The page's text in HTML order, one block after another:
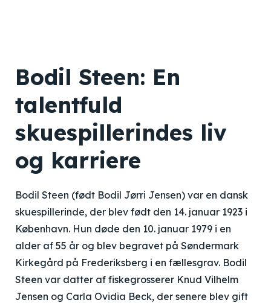
Bodil Steen: En
talentfuld
skuespillerindes liv
og karriere
Bodil Steen (født Bodil Jørri Jensen) var en dansk
skuespillerinde, der blev født den 14. januar 1923 i
København. Hun døde den 10. januar 1979 i en
alder af 55 år og blev begravet på Søndermark
Kirkegård på Frederiksberg i en fællesgrav. Bodil
Steen var datter af fiskegrosserer Knud Vilhelm
Jensen og Carla Ovidia Beck, der senere blev gift